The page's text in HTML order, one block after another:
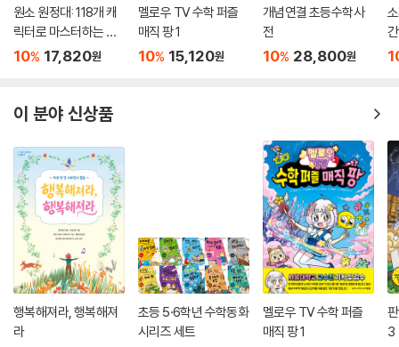
수학을 쉽게 발견할 수 있도록 하였다.
뇌에서 원리가 녹아내리는 마술 같은 수학 이야기!
―고대부터 현대까지 수학의 역사를 새롭게 쓴 최고의 천재 수학자들이
자신이 발견한 원리와 업적을 아이들에게 설명하는 형식으로 쉽고 친근하
게 다가간다.
―수학자들이 자신들의 수학 이론과, 역사적 배경, 재미있는 에피소드 등
을 아이들과 함께 타임머신을 타고 그 시대로 돌아가 생동감 있게 전해 준
다.
―쌍방향 수업 방식으로 교실뿐 아니라 교실 밖에서도 수학을 배우고, 체
험할 수 있도록 구성하여 실생활과 접목된 현장 학습 효과가 탁월하다.
―초중고 수학의 전 과정을 개념별로 정리, 현행 교과 과정과 긴밀히 연계
하여 선행 학습 효과가 뛰어나다.
―세련된 디자인과 수준 높은 일러스트, 만화 컷을 삽입하여 수학 원리를
원소 원정대: 118개 캐
릭터로 마스터하는 주
기율표 공략집
10% 17,820원
멜로우 TV 수학 퍼즐
매직 팡 1
10% 15,120원
개념연결 초등수학사
전
10% 28,800원
간
이 분야 신상품
행복해져라, 행복해져
라
초등 5·6학년 수학동화
시리즈 세트
멜로우 TV 수학 퍼즐
매직 팡 1
3